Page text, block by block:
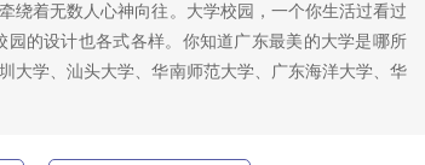
绕着无数人心神向往。大学校园，一个你生活过看过
的设计也各式各样。你知道广东最美的大学是哪所
大学、汕头大学、华南师范大学、广东海洋大学、华